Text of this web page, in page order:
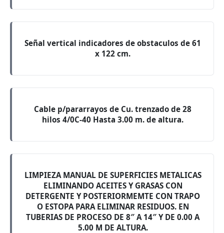
Señal vertical indicadores de obstaculos de 61
x 122 cm.
Cable p/pararrayos de Cu. trenzado de 28
hilos 4/0C-40 Hasta 3.00 m. de altura.
LIMPIEZA MANUAL DE SUPERFICIES METALICAS
ELIMINANDO ACEITES Y GRASAS CON
DETERGENTE Y POSTERIORMEMTE CON TRAPO
O ESTOPA PARA ELIMINAR RESIDUOS. EN
TUBERIAS DE PROCESO DE 8″ A 14″ Y DE 0.00 A
5.00 M DE ALTURA.